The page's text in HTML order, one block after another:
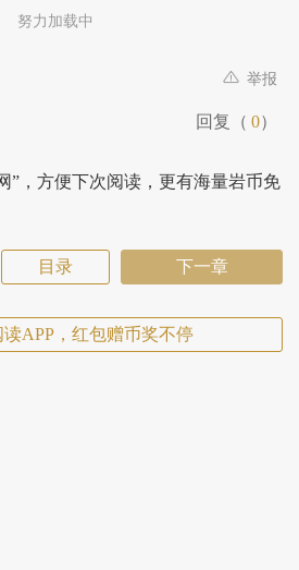
努力加载中
举报
回复（ 0）
”，方便下次阅读，更有海量岩币免
目录 下一章
APP，红包赠币奖不停